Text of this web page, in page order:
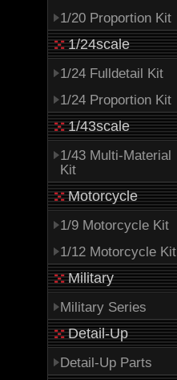
1/20 Proportion Kit
1/24scale
1/24 Fulldetail Kit
1/24 Proportion Kit
1/43scale
1/43 Multi-Material
Kit
Motorcycle
1/9 Motorcycle Kit
1/12 Motorcycle Kit
Military
Military Series
Detail-Up
Detail-Up Parts